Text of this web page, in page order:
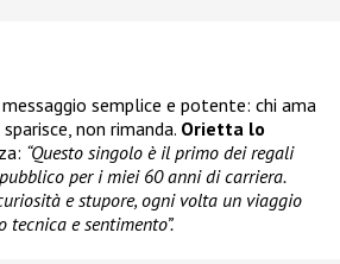
semplice e potente: chi ama
non rimanda. Orietta lo
“Questo singolo è il primo dei regali
per i miei 60 anni di carriera.
e stupore, ogni volta un viaggio
tecnica e sentimento”.